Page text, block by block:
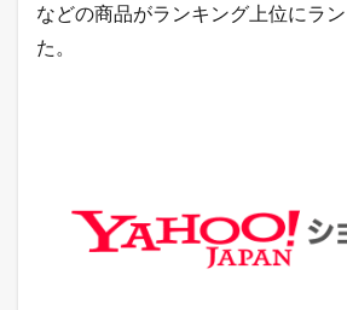
などの商品がランキング上位にラ
た。